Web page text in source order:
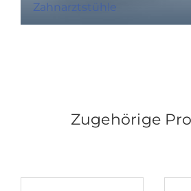
Zahnarztstühle
Zugehörige